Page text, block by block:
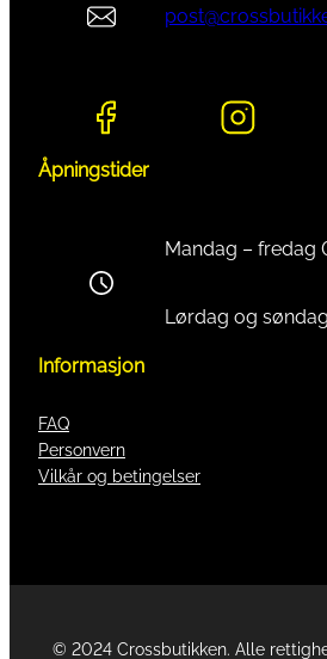
Åpningstider
Mandag – fredag
Lørdag og
Informasjon
FAQ
Personvern
Vilkår og betingelser
© 2024 Crossbutikken. Alle